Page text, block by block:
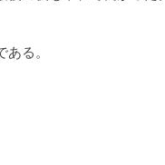
ある。